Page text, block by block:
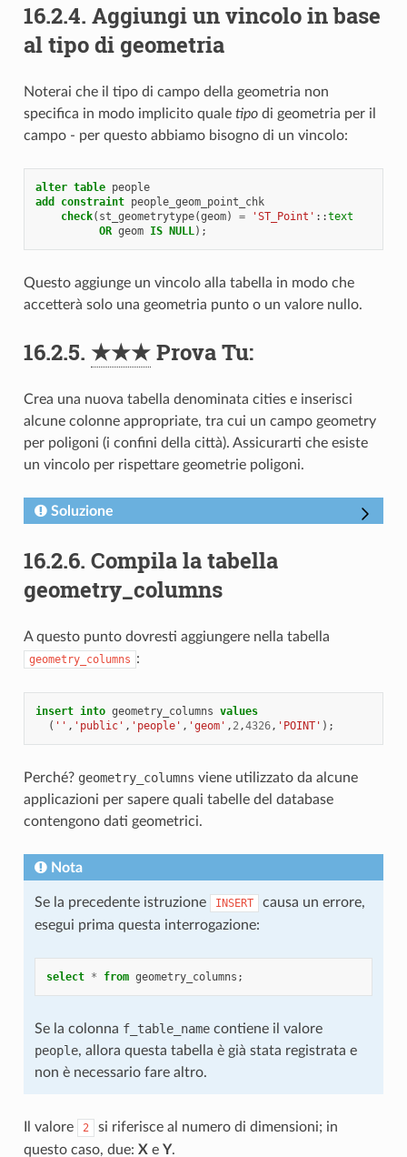
16.2.4. Aggiungi un vincolo in base
al tipo di geometria
Noterai che il tipo di campo della geometria non
specifica in modo implicito quale tipodi geometria per il
campo - per questo abbiamo bisogno di un vincolo:
alter table people
add
constraint people_geom_point_chk
check( st_geometrytype(geom) = 'ST_Point' ::text
OR geom IS NULL);
Questo aggiunge un vincolo alla tabella in modo che
accetterà solo una geometria punto o un valore nullo.
16.2.5. ★★★Prova Tu:
Crea una nuova tabella denominata cities e inserisci
alcune colonne appropriate, tra cui un campo geometry
per poligoni (i confini della città). Assicurarti che esiste
un vincolo per rispettare geometrie poligoni.
Soluzione
16.2.6. Compila la tabella
geometry_columns
A questo punto dovresti aggiungere nella tabella
geometry_columns :
insert into geometry_columns values
( '' , 'public' , 'people' , 'geom' , 2,4326, 'POINT' );
Perché? geometry_columns viene utilizzato da alcune
applicazioni per sapere quali tabelle del database
contengono dati geometrici.
Nota
Se la precedente istruzione INSERT
causa un errore,
esegui prima questa interrogazione:
select * from geometry_columns ;
Se la colonna f_table_namecontiene il valore
people, allora questa tabella è già stata registrata e
non è necessario fare altro.
Il valore 2
si riferisce al numero di dimensioni; in
questo caso, due: X e Y.